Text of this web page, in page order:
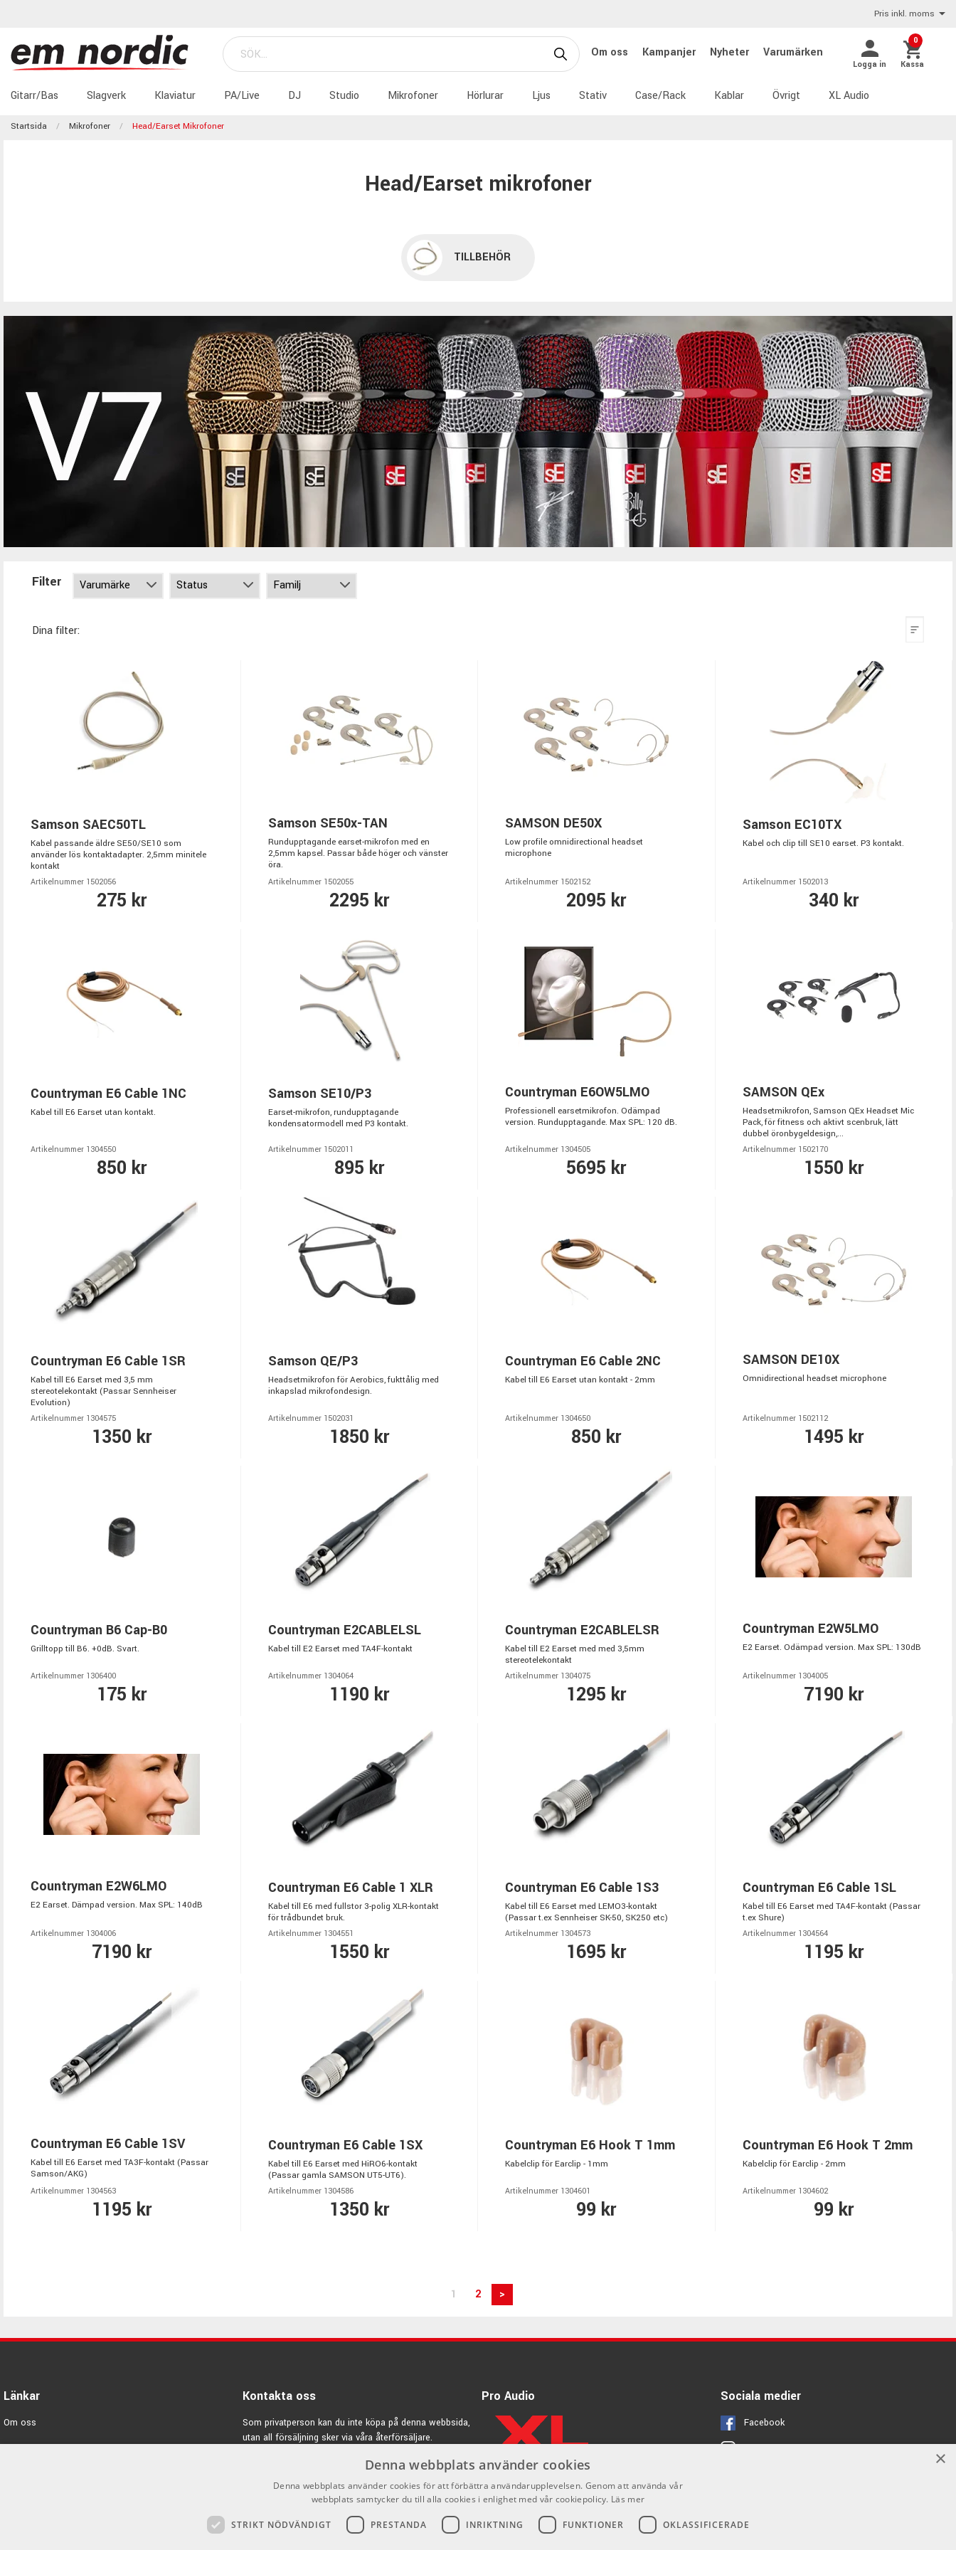
Pris inkl. moms
Om oss Kampanjer Nyheter Varumärken
Logga in
0
Kassa
Gitarr/Bas Slagverk Klaviatur PA/Live DJ Studio Mikrofoner Hörlurar Ljus Stativ Case/Rack Kablar Övrigt XL Audio
Startsida Mikrofoner Head/Earset Mikrofoner
Head/Earset mikrofoner
TILLBEHÖR
Filter
Dina filter:
Samson SAEC50TL
Kabel passande äldre SE50/SE10 som
använder lös kontaktadapter. 2,5mm minitele
kontakt
Artikelnummer 1502056
275 kr
Samson SE50x-TAN
Rundupptagande earset-mikrofon med en
2,5mm kapsel. Passar både höger och vänster
öra.
Artikelnummer 1502055
2295 kr
SAMSON DE50X
Low profile omnidirectional headset
microphone
Artikelnummer 1502152
2095 kr
Samson EC10TX
Kabel och clip till SE10 earset. P3 kontakt.
Artikelnummer 1502013
340 kr
Countryman E6 Cable 1NC
Kabel till E6 Earset utan kontakt.
Artikelnummer 1304550
850 kr
Samson SE10/P3
Earset-mikrofon, rundupptagande
kondensatormodell med P3 kontakt.
Artikelnummer 1502011
895 kr
Countryman E6OW5LMO
Professionell earsetmikrofon. Odämpad
version. Rundupptagande. Max SPL: 120 dB.
Artikelnummer 1304505
5695 kr
SAMSON QEx
Headsetmikrofon, Samson QEx Headset Mic
Pack, för fitness och aktivt scenbruk, lätt
dubbel öronbygeldesign,...
Artikelnummer 1502170
1550 kr
Countryman E6 Cable 1SR
Kabel till E6 Earset med 3,5 mm
stereotelekontakt (Passar Sennheiser
Evolution)
Artikelnummer 1304575
1350 kr
Samson QE/P3
Headsetmikrofon för Aerobics, fukttålig med
inkapslad mikrofondesign.
Artikelnummer 1502031
1850 kr
Countryman E6 Cable 2NC
Kabel till E6 Earset utan kontakt - 2mm
Artikelnummer 1304650
850 kr
SAMSON DE10X
Omnidirectional headset microphone
Artikelnummer 1502112
1495 kr
Countryman B6 Cap-B0
Grilltopp till B6. +0dB. Svart.
Artikelnummer 1306400
175 kr
Countryman E2CABLELSL
Kabel till E2 Earset med TA4F-kontakt
Artikelnummer 1304064
1190 kr
Countryman E2CABLELSR
Kabel till E2 Earset med med 3,5mm
stereotelekontakt
Artikelnummer 1304075
1295 kr
Countryman E2W5LMO
E2 Earset. Odämpad version. Max SPL: 130dB
Artikelnummer 1304005
7190 kr
Countryman E2W6LMO
E2 Earset. Dämpad version. Max SPL: 140dB
Artikelnummer 1304006
7190 kr
Countryman E6 Cable 1 XLR
Kabel till E6 med fullstor 3-polig XLR-kontakt
för trådbundet bruk.
Artikelnummer 1304551
1550 kr
Countryman E6 Cable 1S3
Kabel till E6 Earset med LEMO3-kontakt
(Passar t.ex Sennheiser SK-50, SK250 etc)
Artikelnummer 1304573
1695 kr
Countryman E6 Cable 1SL
Kabel till E6 Earset med TA4F-kontakt (Passar
t.ex Shure)
Artikelnummer 1304564
1195 kr
Countryman E6 Cable 1SV
Kabel till E6 Earset med TA3F-kontakt (Passar
Samson/AKG)
Artikelnummer 1304563
1195 kr
Countryman E6 Cable 1SX
Kabel till E6 Earset med HiRO6-kontakt
(Passar gamla SAMSON UT5-UT6).
Artikelnummer 1304586
1350 kr
Countryman E6 Hook T 1mm
Kabelclip för Earclip - 1mm
Artikelnummer 1304601
99 kr
Countryman E6 Hook T 2mm
Kabelclip för Earclip - 2mm
Artikelnummer 1304602
99 kr
1 2 >
Länkar
Om oss
Varumärken
Kontakta oss
Som privatperson kan du inte köpa på denna webbsida,
utan all försäljning sker via våra återförsäljare.
Pro Audio Sociala medier
Facebook
Instagram ×
Denna webbplats använder cookies
Denna webbplats använder cookies för att förbättra användarupplevelsen. Genom att använda vår
webbplats samtycker du till alla cookies i enlighet med vår cookiepolicy. Läs mer
STRIKT NÖDVÄNDIGT PRESTANDA INRIKTNING FUNKTIONER OKLASSIFICERADE